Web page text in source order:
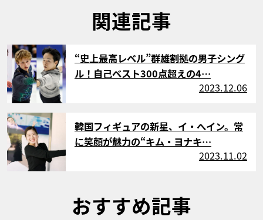
関連記事
サムネイル
“史上最高レベル”群雄割拠の男子シング
ル！自己ベスト300点超えの4…
2023.12.06
韓国フィギュアの新星、イ・へイン。常
に笑顔が魅力の“キム・ヨナキ…
2023.11.02
おすすめ記事